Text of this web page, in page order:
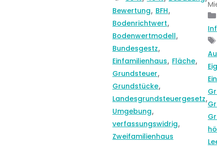
Bewertung, BFH,
Bodenrichtwert,
Bodenwertmodell,
Bundesgestz,
Einfamilienhaus, Fläche,
Grundsteuer,
Grundstücke,
Landesgrundsteuergesetz,
Umgebung,
verfassungswidrig,
Zweifamilienhaus